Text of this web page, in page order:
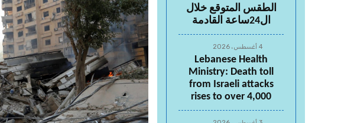
الطقس المتوقع خلال
ال24ساعة القادمة
4 أغسطس، 2026
Lebanese Health
Ministry: Death toll
from Israeli attacks
rises to over 4,000